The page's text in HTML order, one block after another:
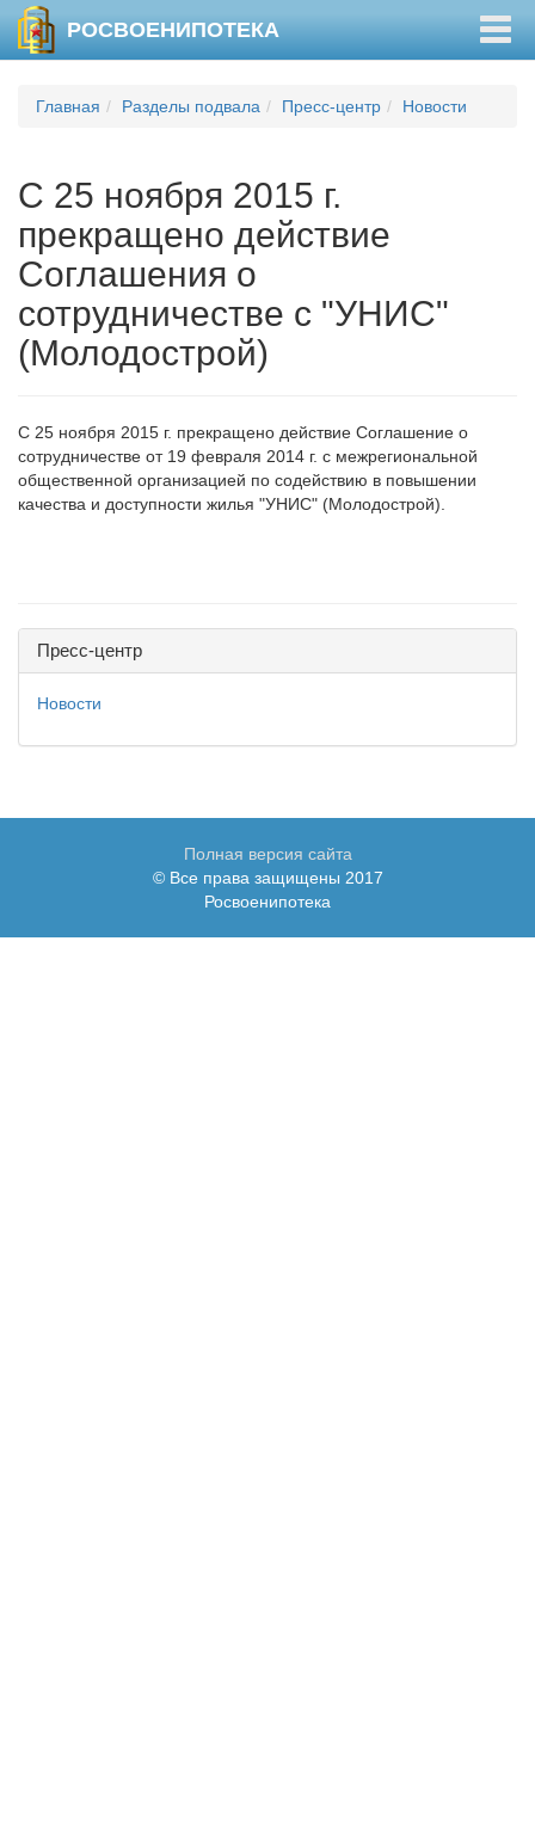
РОСВОЕНИПОТЕКА
Главная Разделы подвала Пресс-центр Новости
С 25 ноября 2015 г.
прекращено действие
Соглашения о
сотрудничестве с "УНИС"
(Молодострой)
С 25 ноября 2015 г. прекращено действие Соглашение о
сотрудничестве от 19 февраля 2014 г. с межрегиональной
общественной организацией по содействию в повышении
качества и доступности жилья "УНИС" (Молодострой).
Пресс-центр
Новости
Полная версия сайта
© Все права защищены 2017
Росвоенипотека